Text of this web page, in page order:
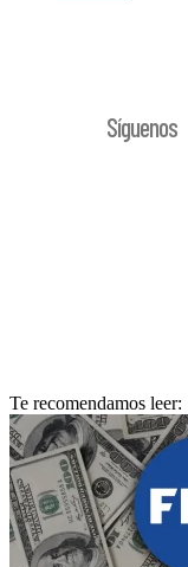
Síguenos
Te recomendamos leer: